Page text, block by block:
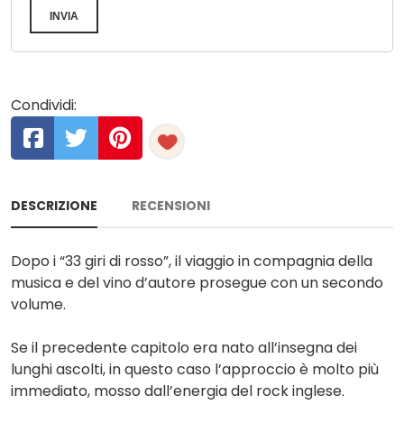
INVIA
Condividi:
DESCRIZIONE RECENSIONI
Dopo i “33 giri di rosso”, il viaggio in compagnia della
musica e del vino d’autore prosegue con un secondo
volume.
Se il precedente capitolo era nato all’insegna dei
lunghi ascolti, in questo caso l’approccio è molto più
immediato, mosso dall’energia del rock inglese.